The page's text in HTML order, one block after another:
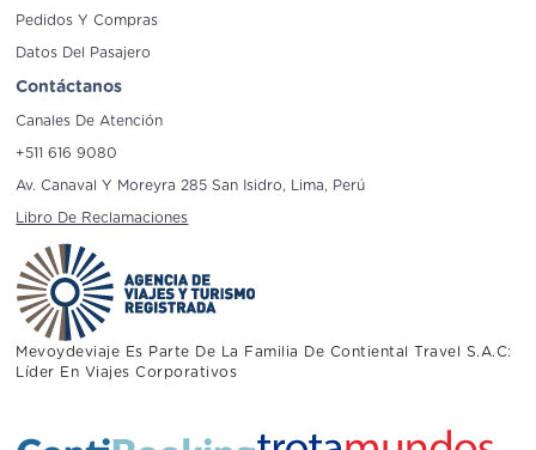
Pedidos Y Compras
Datos Del Pasajero
Contáctanos
Canales De Atención
+511 616 9080
Av. Canaval Y Moreyra 285 San Isidro, Lima, Perú
Libro De Reclamaciones
Mevoydeviaje Es Parte De La Familia De Contiental Travel S.A.C:
Líder En Viajes Corporativos